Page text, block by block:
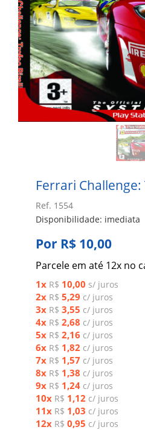
Ferrari
Ref. 1554
Disponibilidade: imediata
Por R$ 10,00
Parcele em até 12x no
1x R$ 10,00 s/ juros
2x R$ 5,29 c/ juros
3x R$ 3,55 c/ juros
4x R$ 2,68 c/ juros
5x R$ 2,16 c/ juros
6x R$ 1,82 c/ juros
7x R$ 1,57 c/ juros
8x R$ 1,38 c/ juros
9x R$ 1,24 c/ juros
10x R$ 1,12 c/ juros
11x R$ 1,03 c/ juros
12x R$ 0,95 c/ juros